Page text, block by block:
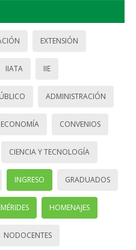
EXTENSIÓN
IIATA IIE
ADMINISTRACIÓN
ECONOMÍA CONVENIOS
CIENCIA Y TECNOLOGÍA
INGRESO GRADUADOS
HOMENAJES
NODOCENTES